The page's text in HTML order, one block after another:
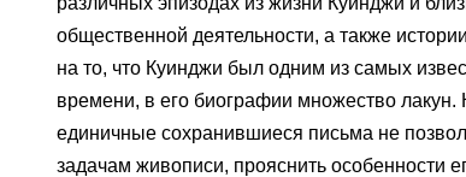
общественной деятельности, а также
на то, что Куинджи был одним из самых
времени, в его биографии множество
единичные сохранившиеся письма не
задачам живописи, прояснить особенности